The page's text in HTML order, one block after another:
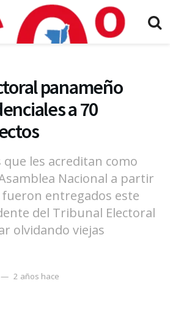
panameño
a 70
les acreditan como
Nacional a partir
fueron entregados este
del Tribunal Electoral
olvidando viejas
2 años hace